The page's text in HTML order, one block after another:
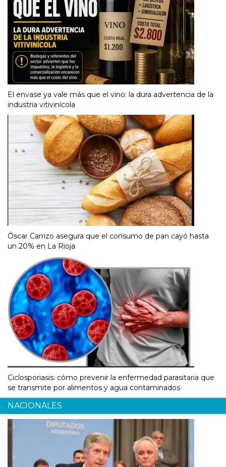
El envase ya vale más que el vino: la dura advertencia de la
industria vitivinícola
Óscar Carrizo asegura que el consumo de pan cayó hasta
un 20% en La Rioja
Ciclosporiasis: cómo prevenir la enfermedad parasitaria que
se transmite por alimentos y agua contaminados
NACIONALES